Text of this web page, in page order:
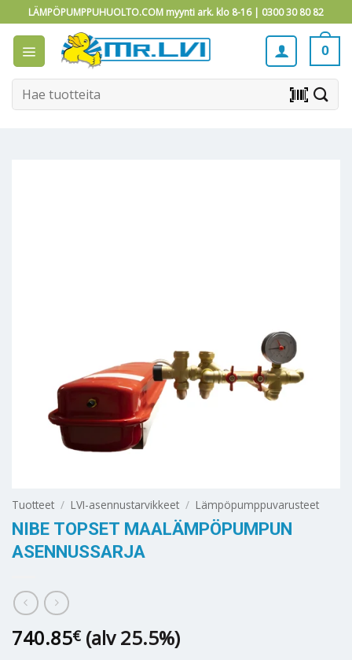
to
content
LÄMPÖPUMPPUHUOLTO.COM myynti ark. klo 8-16 | 0300 30 80 82
0
Etsi: barcode_scanner
Tuotteet / LVI-asennustarvikkeet / Lämpöpumppuvarusteet
NIBE TOPSET MAALÄMPÖPUMPUN
ASENNUSSARJA
740.85€ (alv 25.5%)